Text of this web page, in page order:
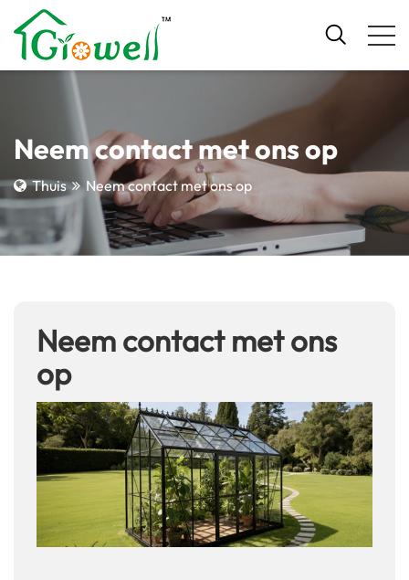
Neem contact met ons op
Thuis Neem contact met ons op
Neem contact met ons
op